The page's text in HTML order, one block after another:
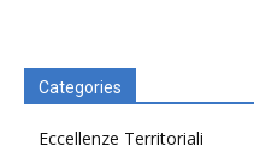
Categories
Eccellenze Territoriali